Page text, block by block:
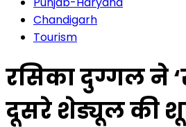
Chandigarh
Tourism
रसिका दुग्गल ने
दूसरे शेड्यूल की